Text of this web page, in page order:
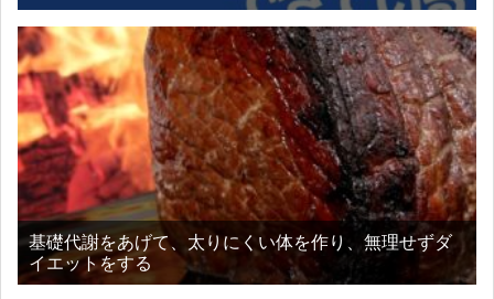
基礎代謝をあげて、太りにくい体を作り、無理せずダ
イエットをする